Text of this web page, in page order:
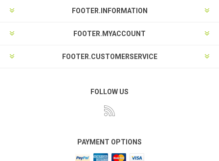
FOOTER.INFORMATION
FOOTER.MYACCOUNT
FOOTER.CUSTOMERSERVICE
FOLLOW US
PAYMENT OPTIONS